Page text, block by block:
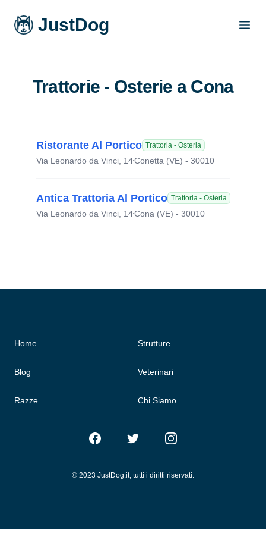
JustDog
Trattorie - Osterie a Cona
Ristorante Al Portico Trattoria - Osteria
Via Leonardo da Vinci, 14Conetta (VE) - 30010
Antica Trattoria Al Portico Trattoria - Osteria
Via Leonardo da Vinci, 14Cona (VE) - 30010
Home
Blog
Razze
Strutture
Veterinari
Chi Siamo
FacebookTwitter Instagram
© 2023 JustDog.it, tutti i diritti riservati.